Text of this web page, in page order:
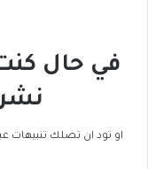
في حال
او تود ان تصلك تنبيهات